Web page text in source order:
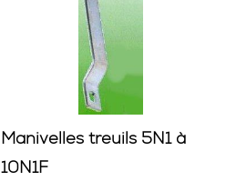
Manivelles treuils 5N1 à
10N1F